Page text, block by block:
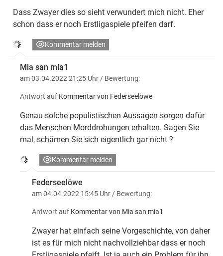
Dass Zwayer dies so sieht verwundert mich nicht. Eher
schon dass er noch Erstligaspiele pfeifen darf.
Kommentar melden
Mia san mia1
am 03.04.2022 21:25 Uhr / Bewertung:
Antwort auf Kommentar von Federseelöwe
Genau solche populistischen Aussagen sorgen dafür
das Menschen Morddrohungen erhalten. Sagen Sie
mal, schämen Sie sich eigentlich gar nicht ?
Kommentar melden
Federseelöwe
am 04.04.2022 15:45 Uhr / Bewertung:
Antwort auf Kommentar von Mia san mia1
Zwayer hat einfach seine Vorgeschichte, von daher
ist es für mich nicht nachvollziehbar dass er noch